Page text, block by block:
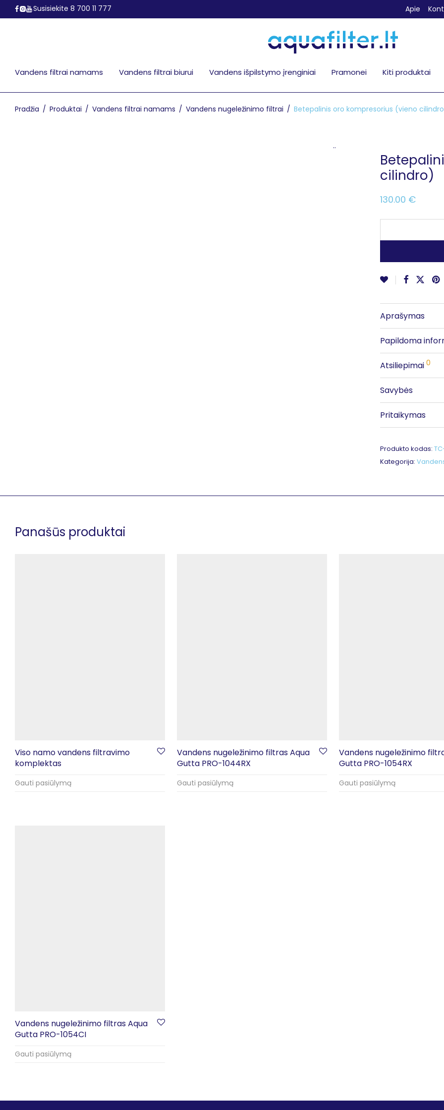
Susisiekite 8 700 11 777 Apie
Vandens filtrai namams Vandens filtrai biurui Vandens išpilstymo įrenginiai Pramonei Kiti produktai
Pradžia / Produktai / Vandens filtrai namams / Vandens nugeležinimo filtrai / Betepalinis oro kompresorius (vieno
..
cilindro)
130.00 €
Aprašymas
Papildoma
Atsiliepimai 0
Savybės
Pritaikymas
Produkto kodas:
Kategorija:
Panašūs produktai
Viso namo vandens filtravimo
komplektas
Gauti pasiūlymą
Vandens nugeležinimo filtras Aqua
Gutta PRO-1044RX
Gauti pasiūlymą
Vandens nugeležinimo
Gutta PRO-1054RX
Gauti pasiūlymą
Vandens nugeležinimo filtras Aqua
Gutta PRO-1054CI
Gauti pasiūlymą